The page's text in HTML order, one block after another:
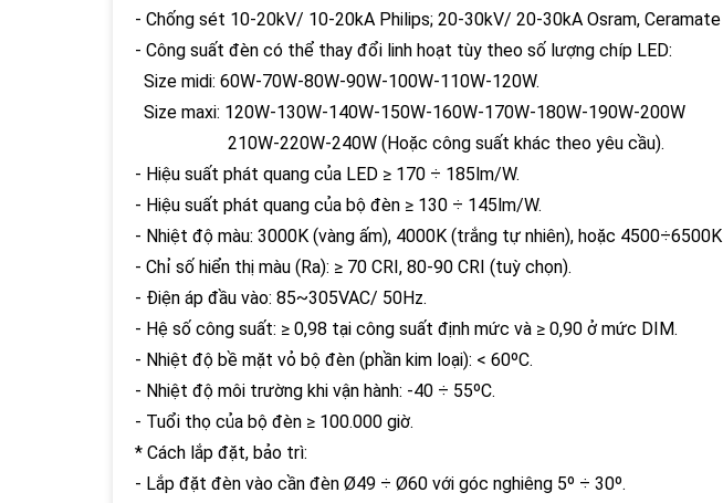
- Chống sét 10-20kV/ 10-20kA Philips; 20-30kV/ 20-30kA Osram, Ceramate
- Công suất đèn có thể thay đổi linh hoạt tùy theo số lượng chíp LED:
Size midi: 60W-70W-80W-90W-100W-110W-120W.
Size maxi: 120W-130W-140W-150W-160W-170W-180W-190W-200W
210W-220W-240W (Hoặc công suất khác theo yêu cầu).
- Hiệu suất phát quang của LED ≥ 170 ÷ 185lm/W.
- Hiệu suất phát quang của bộ đèn ≥ 130 ÷ 145lm/W.
- Nhiệt độ màu: 3000K (vàng ấm), 4000K (trắng tự nhiên), hoặc 4500÷6500K
- Chỉ số hiển thị màu (Ra): ≥ 70 CRI, 80-90 CRI (tuỳ chọn).
- Điện áp đầu vào: 85~305VAC/ 50Hz.
- Hệ số công suất: ≥ 0,98 tại công suất định mức và ≥ 0,90 ở mức DIM.
- Nhiệt độ bề mặt vỏ bộ đèn (phần kim loại): < 60ºC.
- Nhiệt độ môi trường khi vận hành: -40 ÷ 55ºC.
- Tuổi thọ của bộ đèn ≥ 100.000 giờ.
* Cách lắp đặt, bảo trì:
- Lắp đặt đèn vào cần đèn Ø49 ÷ Ø60 với góc nghiêng 5º ÷ 30º.